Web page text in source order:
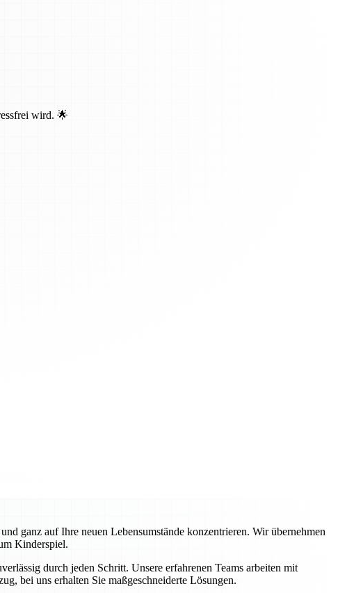
wird. 🌟
ganz auf Ihre neuen Lebensumstände konzentrieren. Wir übernehmen
Kinderspiel.
durch jeden Schritt. Unsere erfahrenen Teams arbeiten mit
bei uns erhalten Sie maßgeschneiderte Lösungen.